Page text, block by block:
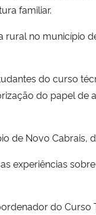
familiar.
rural no
do curso
do papel
de Novo
experiências
do